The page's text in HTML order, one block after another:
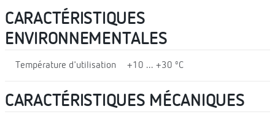
CARACTÉRISTIQUES
ENVIRONNEMENTALES
Température d'utilisation +10 ... +30 ºC
CARACTÉRISTIQUES MÉCANIQUES